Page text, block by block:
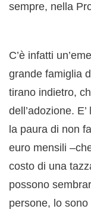
sempre, nella
C’è infatti
grande famiglia
tirano indietro,
dell’adozione.
la paura di non
euro mensili
costo di una
possono
persone, lo sono